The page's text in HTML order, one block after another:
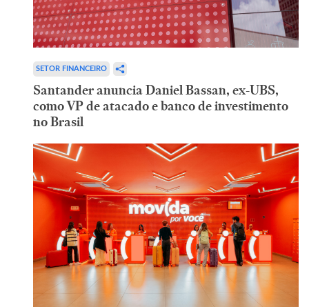
SETOR FINANCEIRO
Santander anuncia Daniel Bassan, ex-UBS,
como VP de atacado e banco de investimento
no Brasil